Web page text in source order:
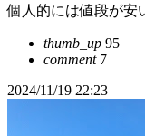
個人的には値段が安
thumb_up 95
comment7
2024/11/19 22:23